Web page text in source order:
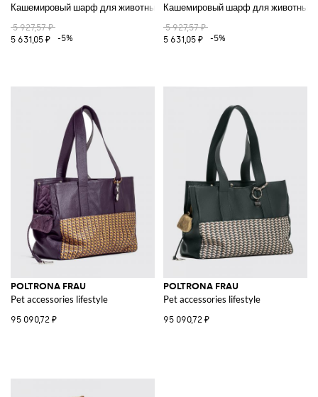
Кашемировый шарф для животных
5 927,57 ₽
5 631,05 ₽
-5%
Кашемировый шарф для животных
5 927,57 ₽
5 631,05 ₽
-5%
POLTRONA FRAU
Pet accessories lifestyle
95 090,72 ₽
POLTRONA FRAU
Pet accessories lifestyle
95 090,72 ₽